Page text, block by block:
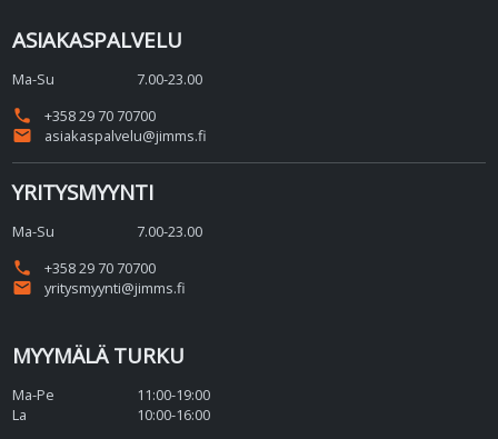
ASIAKASPALVELU
Ma-Su
7.00-23.00
phone
+358 29 70 70700
email
asiakaspalvelu@jimms.fi
YRITYSMYYNTI
Ma-Su
7.00-23.00
phone
+358 29 70 70700
email
yritysmyynti@jimms.fi
MYYMÄLÄ TURKU
Ma-Pe
11:00-19:00
La
10:00-16:00